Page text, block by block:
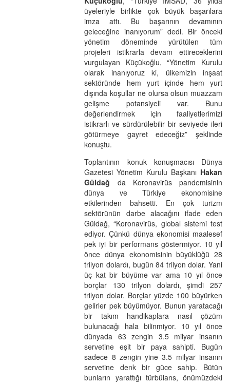
üyeleriyle birlikte çok büyük başarılara
imza attı. Bu başarının devamının
geleceğine inanıyorum” dedi. Bir önceki
yönetim döneminde yürütülen tüm
projeleri istikrarla devam ettireceklerini
vurgulayan Küçükoğlu, “Yönetim Kurulu
olarak inanıyoruz ki, ülkemizin inşaat
sektöründe hem yurt içinde hem yurt
dışında koşullar ne olursa olsun muazzam
gelişme potansiyeli var. Bunu
değerlendirmek için faaliyetlerimizi
istikrarlı ve sürdürülebilir bir seviyede ileri
götürmeye gayret edeceğiz” şeklinde
konuştu.
Toplantının konuk konuşmacısı Dünya
Gazetesi Yönetim Kurulu Başkanı Hakan
Güldağ da Koronavirüs pandemisinin
dünya ve Türkiye ekonomisine
etkilerinden bahsetti. En çok turizm
sektörünün darbe alacağını ifade eden
Güldağ, “Koronavirüs, global sistemi test
ediyor. Çünkü dünya ekonomisi maalesef
pek iyi bir performans göstermiyor. 10 yıl
önce dünya ekonomisinin büyüklüğü 28
trilyon dolardı, bugün 84 trilyon dolar. Yani
üç kat bir büyüme var ama 10 yıl önce
borçlar 130 trilyon dolardı, şimdi 257
trilyon dolar. Borçlar yüzde 100 büyürken
gelirler pek büyümüyor. Bunun yaratacağı
bir takım handikaplara nasıl çözüm
bulunacağı hala bilinmiyor. 10 yıl önce
dünyada 63 zengin 3.5 milyar insanın
servetine eşit bir paya sahipti. Bugün
sadece 8 zengin yine 3.5 milyar insanın
servetine denk bir güce sahip. Bütün
bunların yarattığı türbülans, önümüzdeki